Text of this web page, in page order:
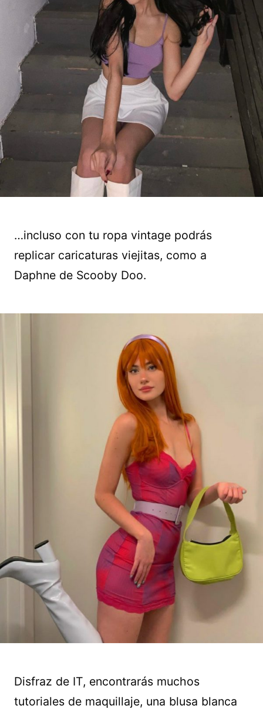
…incluso con tu ropa vintage podrás
replicar caricaturas viejitas, como a
Daphne de Scooby Doo.
Disfraz de IT, encontrarás muchos
tutoriales de maquillaje, una blusa blanca